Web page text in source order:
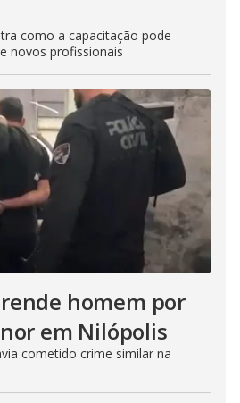
como a capacitação pode
novos profissionais
homem por
em Nilópolis
cometido crime similar na